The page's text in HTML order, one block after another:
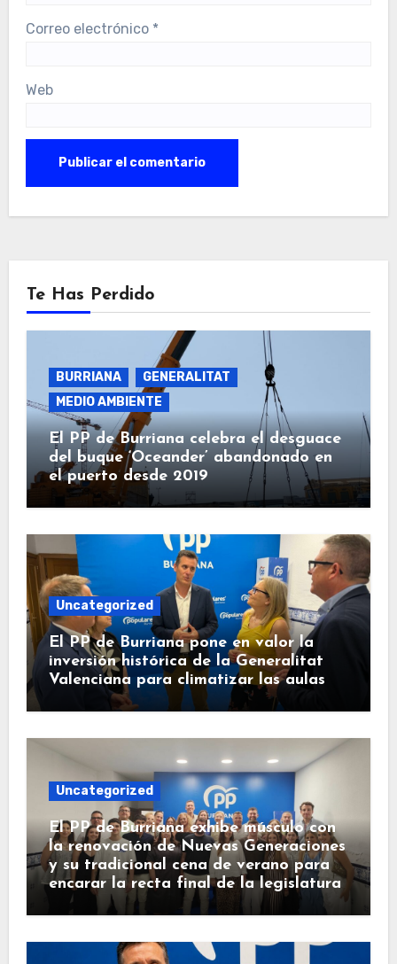
Correo electrónico *
Web
Te Has Perdido
BURRIANA
GENERALITAT
MEDIO AMBIENTE
El PP de Burriana celebra el desguace
del buque ‘Oceander’ abandonado en
el puerto desde 2019
Uncategorized
El PP de Burriana pone en valor la
inversión histórica de la Generalitat
Valenciana para climatizar las aulas
Uncategorized
El PP de Burriana exhibe músculo con
la renovación de Nuevas Generaciones
y su tradicional cena de verano para
encarar la recta final de la legislatura